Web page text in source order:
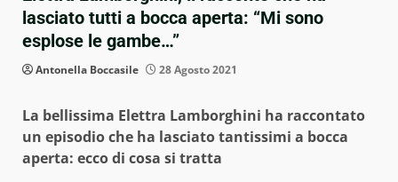
lasciato tutti a bocca aperta: “Mi sono
esplose le gambe…”
Antonella Boccasile 28 Agosto 2021
La bellissima Elettra Lamborghini ha raccontato
un episodio che ha lasciato tantissimi a bocca
aperta: ecco di cosa si tratta